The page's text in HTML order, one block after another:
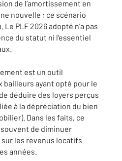
de l’amortissement en
nouvelle : ce scénario
Le PLF 2026 adopté n’a pas
du statut ni l’essentiel
est un outil
bailleurs ayant opté pour le
déduire des loyers perçus
à la dépréciation du bien
Dans les faits, ce
de diminuer
les revenus locatifs
années.